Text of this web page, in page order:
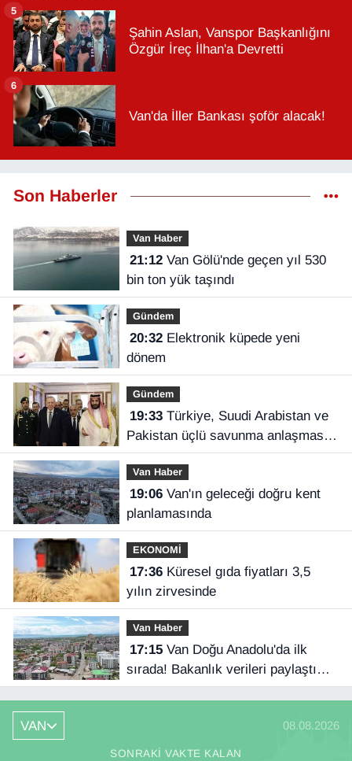
Şahin Aslan, Vanspor Başkanlığını
Özgür İreç İlhan'a Devretti
5
Van'da İller Bankası şoför alacak!
6
Son Haberler
Van Haber
21:12Van Gölü'nde geçen yıl 530
bin ton yük taşındı
Gündem
20:32Elektronik küpede yeni
dönem
Gündem
19:33Türkiye, Suudi Arabistan ve
Pakistan üçlü savunma anlaşması
imzaladı
Van Haber
19:06Van'ın geleceği doğru kent
planlamasında
EKONOMİ
17:36Küresel gıda fiyatları 3,5
yılın zirvesinde
Van Haber
17:15Van Doğu Anadolu'da ilk
sırada! Bakanlık verileri paylaştı…
VAN 08.08.2026
SONRAKI VAKTE KALAN